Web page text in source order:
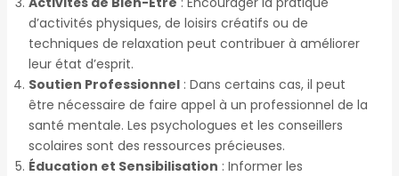
d’activités physiques, de loisirs créatifs ou de
techniques de relaxation peut contribuer à améliorer
leur état d’esprit.
Soutien Professionnel: Dans certains cas, il peut
être nécessaire de faire appel à un professionnel de la
santé mentale. Les psychologues et les conseillers
scolaires sont des ressources précieuses.
Éducation et Sensibilisation : Informer les